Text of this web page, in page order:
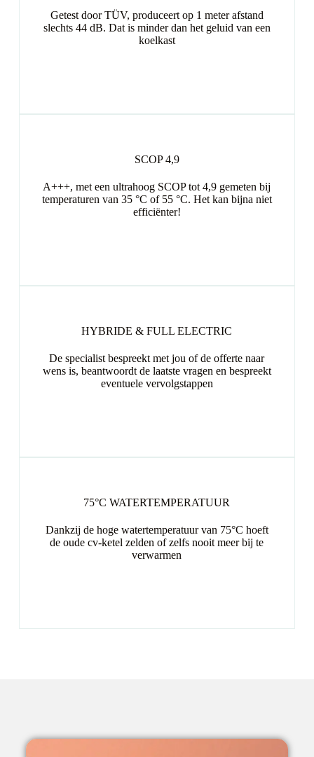
Getest door TÜV, produceert op 1 meter afstand
slechts 44 dB. Dat is minder dan het geluid van een
koelkast
SCOP 4,9
A+++, met een ultrahoog SCOP tot 4,9 gemeten bij
temperaturen van 35 °C of 55 °C. Het kan bijna niet
efficiënter!
HYBRIDE & FULL ELECTRIC
De specialist bespreekt met jou of de offerte naar
wens is, beantwoordt de laatste vragen en bespreekt
eventuele vervolgstappen
75°C WATERTEMPERATUUR
Dankzij de hoge watertemperatuur van 75°C hoeft
de oude cv-ketel zelden of zelfs nooit meer bij te
verwarmen